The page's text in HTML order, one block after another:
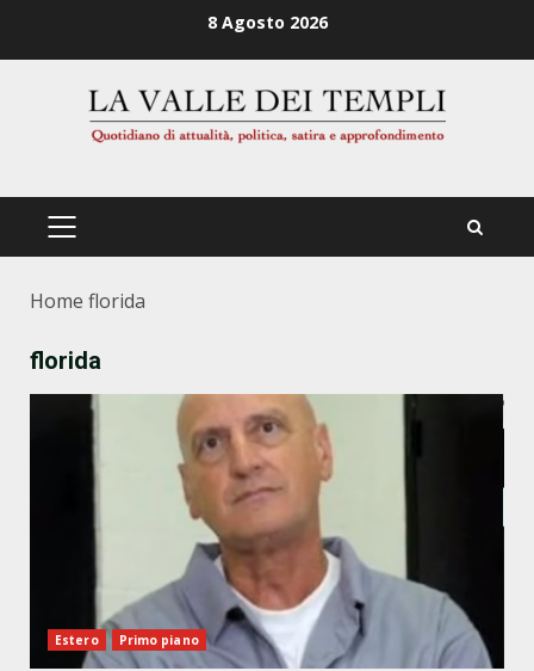
8 Agosto 2026
PRIMÄRES
Home florida
florida
Estero Primo piano